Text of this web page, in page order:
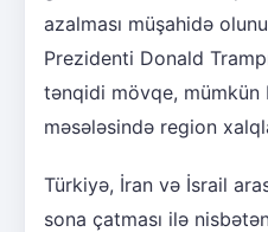
azalması müşahidə
Prezidenti Donald
tənqidi mövqe, mümkün
məsələsində region
Türkiyə, İran və İsrail
sona çatması ilə